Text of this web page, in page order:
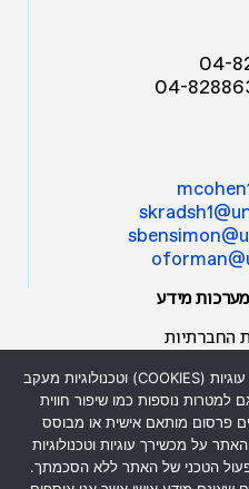
מידע
החברתיות
אתר זה עושה שימוש שימוש בקבצי עוגיות (COOKIES) וטכנולוגיות מעקב
למטרות נוספות כמו שיפור חווית
פרסום מותאם אישית או מבוסס
על מכשירך עוגיות וטכנולוגיות
הטכני של האתר ללא הסכמתך.